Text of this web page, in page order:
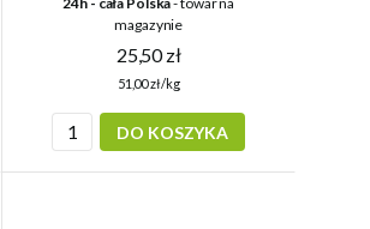
magazynie
25,50 zł
51,00 zł/kg
DO KOSZYKA